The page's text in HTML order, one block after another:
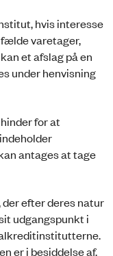
hvis interesse
varetager,
et afslag på en
under henvisning
for at
antages at tage
der efter deres natur
udgangspunkt i
er i besiddelse af,